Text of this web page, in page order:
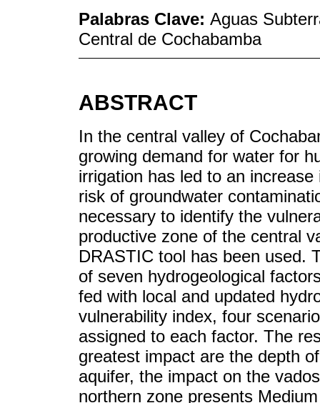
Palabras Clave: Aguas
Central de Cochabamba
ABSTRACT
In the central valley of
growing demand for water for
irrigation has led to an
risk of groundwater
necessary to identify the
productive zone of the central
DRASTIC tool has been used.
of seven hydrogeological
fed with local and updated
vulnerability index, four
assigned to each factor. The
greatest impact are the depth
aquifer, the impact on the
northern zone presents